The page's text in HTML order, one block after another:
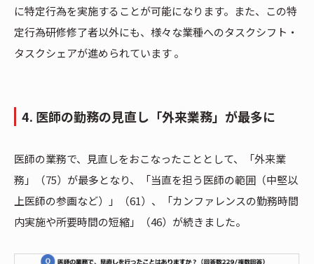
に特定行為を実施することが可能になります。また、この特
定行為研修修了者以外にも、様々な業種へのタスクシフト・
タスクシェアが進められています 。
4. 医師の勤務の見直し「外来業務」が最多に
医師の業務で、見直しをおこなったこととして、「外来業
務」（75）が最多となり、「当直を担う医師の範囲（中堅以
上医師の参画など）」（61）、「カンファレンスの勤務時間
内実施や所要時間の短縮」（46）が続きました。